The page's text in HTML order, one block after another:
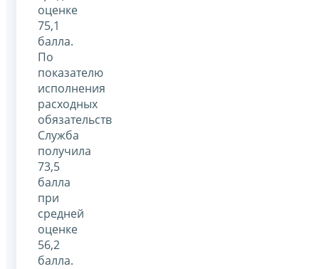
оценке
75,1
балла.
По
показателю
исполнения
расходных
обязательств
Служба
получила
73,5
балла
при
средней
оценке
56,2
балла.